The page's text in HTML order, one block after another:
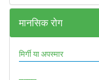
मानसिक रोग
मिर्गी या अपस्मार